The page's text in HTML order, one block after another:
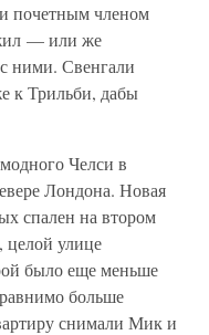
почетным членом
— или же
ними. Свенгали
к Трильби, дабы
Челси в
Лондона. Новая
спален на втором
целой улице
было еще меньше
больше
снимали Мик и